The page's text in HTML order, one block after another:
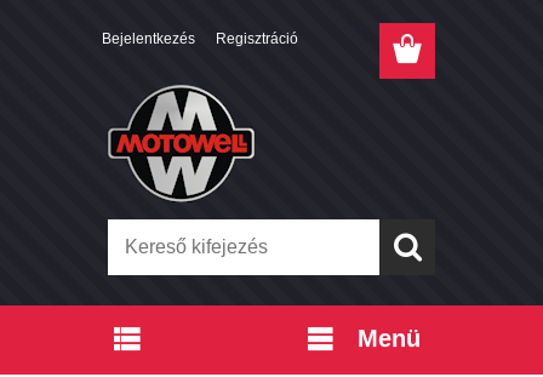
Bejelentkezés Regisztráció
Menü